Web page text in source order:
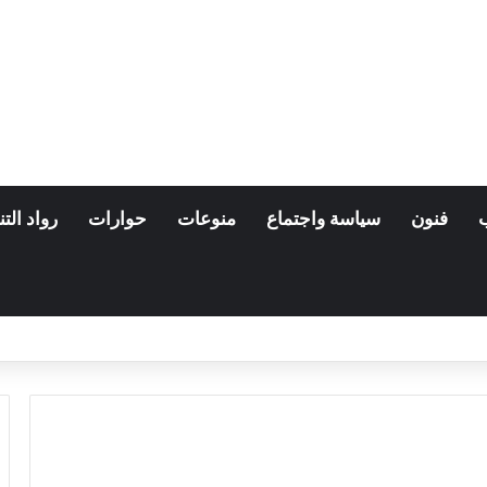
فنون سياسة واجتماع منوعات حوارات رواد